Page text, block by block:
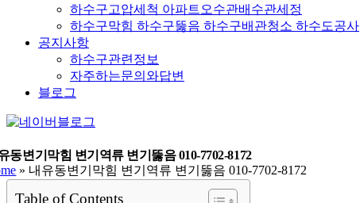
하수구고압세척 아파트오수관배수관세정
하수구막힘 하수구뚫음 하수구배관청소 하수도공사
공지사항
하수구관련정보
자주하는문의와답변
블로그
네
버
블
동변기막힘 변기역류 변기뚫음 010-7702-8172
» 내유동변기막힘 변기역류 변기뚫음 010-7702-8172
Table of Contents